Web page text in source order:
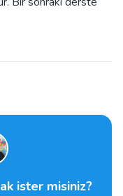
ister misiniz?